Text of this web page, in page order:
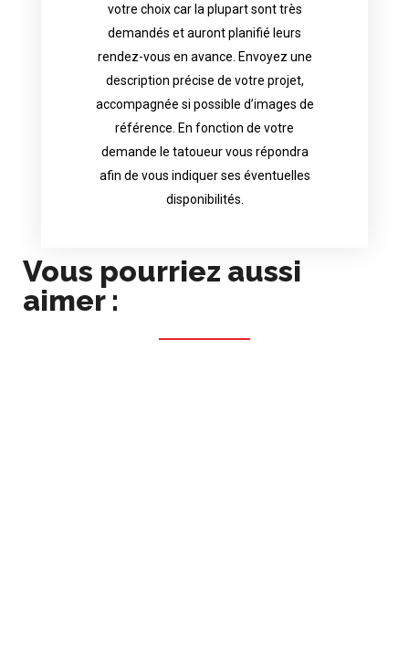
votre choix car la plupart sont très
demandés et auront planifié leurs
rendez-vous en avance. Envoyez une
description précise de votre projet,
accompagnée si possible d’images de
référence. En fonction de votre
demande le tatoueur vous répondra
afin de vous indiquer ses éventuelles
disponibilités.
Contact directly the artist of your
choice because most are in great
appointments in advance. Send an
accurate description of your project, if
possible attached with reference
images. Depending your request, the
tattoo artist will answer to tell you his
Vous pourriez aussi
aimer :